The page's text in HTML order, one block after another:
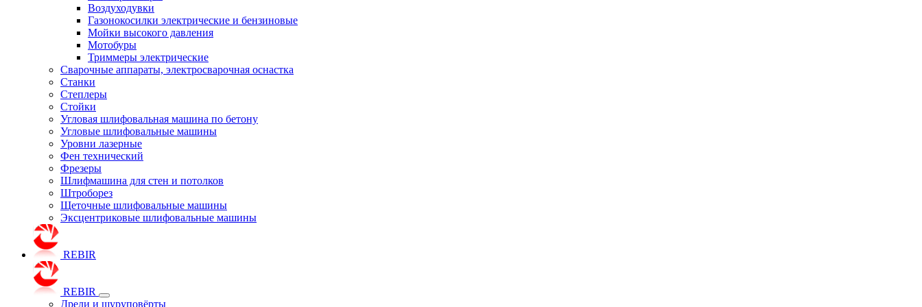
Воздуходувки
Газонокосилки электрические и бензиновые
Мойки высокого давления
Мотобуры
Триммеры электрические
Сварочные аппараты, электросварочная оснастка
Станки
Степлеры
Стойки
Угловая шлифовальная машина по бетону
Угловые шлифовальные машины
Уровни лазерные
Фен технический
Фрезеры
Шлифмашина для стен и потолков
Штроборез
Щеточные шлифовальные машины
Эксцентриковые шлифовальные машины
REBIR
REBIR
Дрели и шуруповёрты